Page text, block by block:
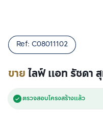
ขายไลฟ์ แอท รัชดา
Ref: C08011102
ตรวจสอบโครงสร้างแล้ว